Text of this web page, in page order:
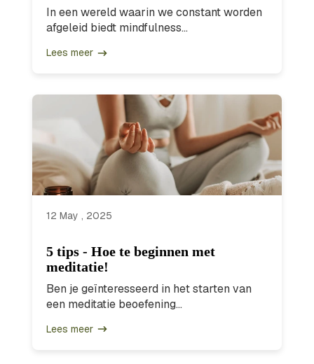
In een wereld waarin we constant worden
afgeleid biedt mindfulness...
Lees meer
12 May , 2025
5 tips - Hoe te beginnen met
meditatie!
Ben je geïnteresseerd in het starten van
een meditatie beoefening...
Lees meer